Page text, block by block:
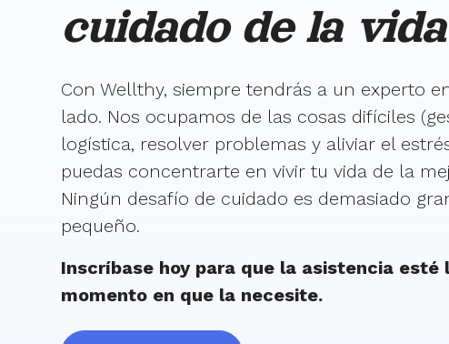
cuidado de la vida
Con Wellthy, siempre tendrás a un experto
lado. Nos ocupamos de las cosas difíciles
logística, resolver problemas y aliviar el
puedas concentrarte en vivir tu vida de la
Ningún desafío de cuidado es demasiado
pequeño.
Inscríbase hoy para que la asistencia esté
momento en que la necesite.